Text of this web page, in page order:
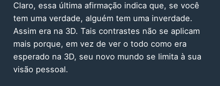
Claro, essa última afirmação indica que, se você
tem uma verdade, alguém tem uma inverdade.
Assim era na 3D. Tais contrastes não se aplicam
mais porque, em vez de ver o todo como era
esperado na 3D, seu novo mundo se limita à sua
visão pessoal.